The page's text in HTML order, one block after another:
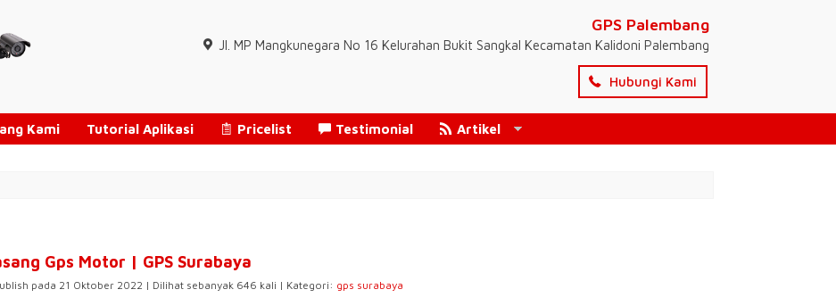
GPS Palembang
Jl. MP Mangkunegara No 16 Kelurahan Bukit Sangkal Kecamatan Kalidoni Palembang
Hubungi Kami
Kami Tutorial Aplikasi Pricelist Testimonial Artikel
Gps Motor | GPS Surabaya
pada 21 Oktober 2022 | Dilihat sebanyak 646 kali | Kategori: gps surabaya